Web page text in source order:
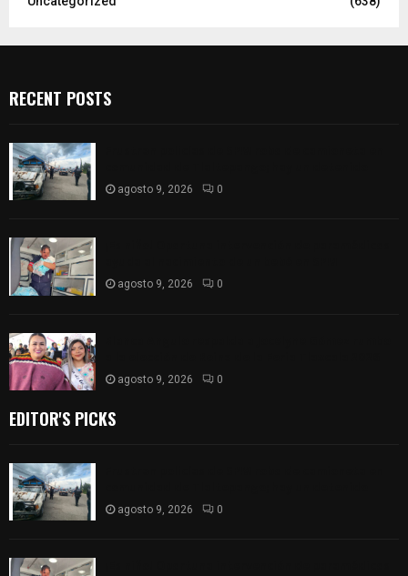
RECENT POSTS
agosto 9, 2026 0
agosto 9, 2026 0
agosto 9, 2026 0
EDITOR'S PICKS
agosto 9, 2026 0